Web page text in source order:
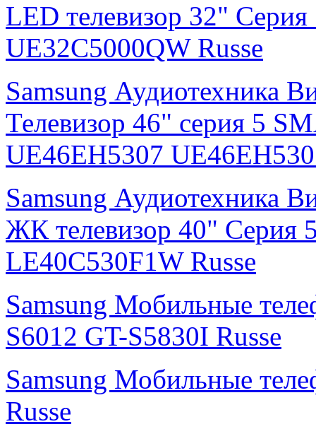
LED телевизор 32"
UE32C5000QW Russe
Samsung Аудиотехника
Телевизор 46" серия 5
UE46EH5307
Samsung Аудиотехника
ЖК телевизор 40" Серия
LE40C530F1W Russe
Samsung Мобильные
S6012 GT-S5830I Russe
Samsung Мобильные
Russe